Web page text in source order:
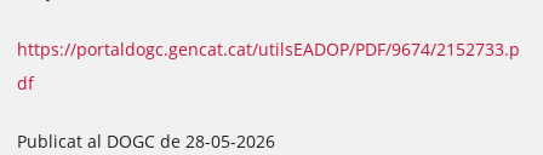
https://portaldogc.gencat.cat/utilsEADOP/PDF/9674/2152733.p
df
Publicat al DOGC de 28-05-2026